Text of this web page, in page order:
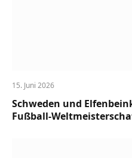
15. Juni 2026
Schweden und
Fußball-